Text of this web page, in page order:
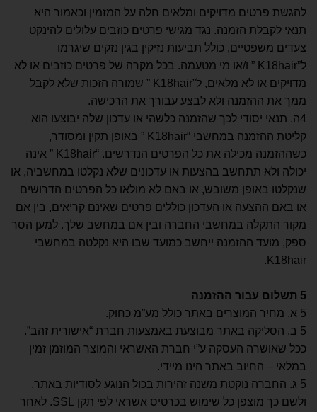
להגשת פרטים מדויקים ומלאים חלה על המזמין וכאמור היא
תנאי לקבלת הזמנה. נגד מגישי פרטים כוזבים עלולים להינקט
צעדים משפטיים, כולל תביעות נזיקין בגין נזקים שיגרמו
ל”K18hair ” ו/או מי מטעמה. בכל מקרה של פרטים כוזבים או לא
מדויקים או לא מלאים, ל”K18hair ” שמורה הזכות שלא לקבל
ממך את ההזמנה ולא לבצע עבורך את הרכישה.
4ה. תנאי יסודי לכך שהזמנה כלשהי או עדכון שלה יבוצעו הוא
קליטת ההזמנה במחשבי “K18hair ” באופן תקין ומסודר,
כשההזמנה מכילה את כל הפרטים הנדרשים. “K18hair ” אינה
יכולה ולא תתחשב בהצעות או עדכונים שלא נקלטו במחשביה, או
שנקלטו באופן משובש, או באם לא מולאו כל הפרטים הדרושים
או באם ההצעה או העדכון כוללים פרטים שאינם קריאים, בין אם
מקור התקלה במחשבי החברה ובין אם במחשב שלך. למען הסר
ספק, מועד ההזמנה ייחשב כמועד שבו היא נקלטה במחשבי
K18hair.
5 תשלום עבור ההזמנה
5 א. מחיר המוצרים באתר כולל מע”מ כחוק.
5 ב. הסליקה באתר מבוצעת באמצעות חברת “אישורית זהב”.
ככל שאושרה העסקה ע”י חברת האשראי והמוצר המוזמן זמין
במלאי – החיוב באתר הינו מיידי.
5 ג. החברה נוקטת משנה זהירות בכול הנוגע לסודיות באתר,
ולשם כך מוצפן כל שימוש בכרטיס אשראי לפי תקן SSL. לאחר